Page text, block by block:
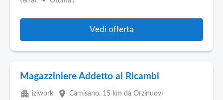
Vedi offerta
Magazziniere Addetto ai Ricambi
apartment iziwork place Camisano, 15 km da Orzinuovi